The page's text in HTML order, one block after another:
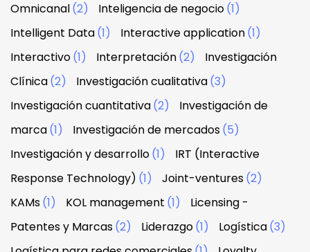
Omnicanal(2) Inteligencia de negocio(1)
Intelligent Data(1) Interactive application(1)
Interactivo(1) Interpretación(2)
Investigación
Clínica(2) Investigación cualitativa(3)
Investigación cuantitativa(2)
Investigación de
marca(1) Investigación de mercados(5)
Investigación y desarrollo(1)
IRT (Interactive
Response Technology) (1) Joint-ventures(2)
KAMs(1) KOL management (1)
Licensing -
Patentes y Marcas(2) Liderazgo(1) Logística(3)